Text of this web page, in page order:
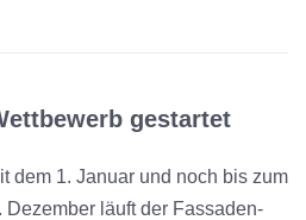
gestartet
dem 1. Januar und noch bis zum
Dezember läuft der Fassaden-